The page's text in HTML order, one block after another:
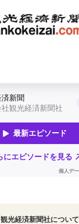
観光経済新聞社について